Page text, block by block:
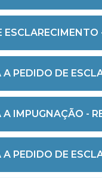
A PEDIDO DE
A IMPUGNAÇÃO -
A PEDIDO DE